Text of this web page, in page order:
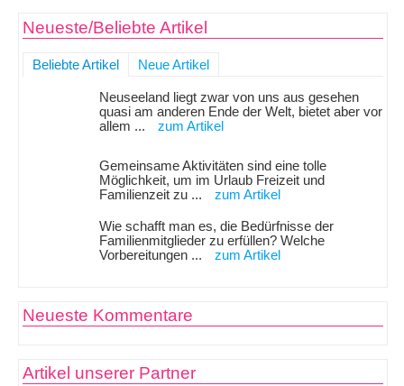
Neueste/Beliebte Artikel
Beliebte Artikel Neue Artikel
Neuseeland liegt zwar von uns aus gesehen
quasi am anderen Ende der Welt, bietet aber vor
allem ...
zum Artikel
Gemeinsame Aktivitäten sind eine tolle
Möglichkeit, um im Urlaub Freizeit und
Familienzeit zu ...
zum Artikel
Wie schafft man es, die Bedürfnisse der
Familienmitglieder zu erfüllen? Welche
Vorbereitungen ...
zum Artikel
Neueste Kommentare
Artikel unserer Partner